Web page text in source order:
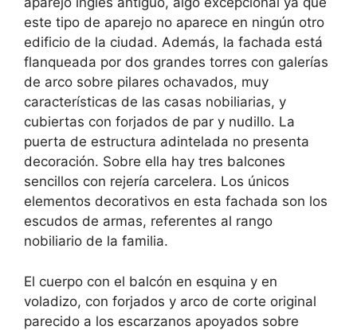
este tipo de aparejo no aparece en ningún otro
edificio de la ciudad. Además, la fachada está
flanqueada por dos grandes torres con galerías
de arco sobre pilares ochavados, muy
características de las casas nobiliarias, y
cubiertas con forjados de par y nudillo. La
puerta de estructura adintelada no presenta
decoración. Sobre ella hay tres balcones
sencillos con rejería carcelera. Los únicos
elementos decorativos en esta fachada son los
escudos de armas, referentes al rango
nobiliario de la familia.
El cuerpo con el balcón en esquina y en
voladizo, con forjados y arco de corte original
parecido a los escarzanos apoyados sobre